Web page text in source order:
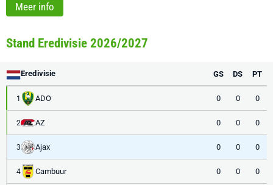
Meer info
Stand Eredivisie 2026/2027
Eredivisie GS DS PT
1 ADO 0 0 0
2 AZ 0 0 0
3 Ajax 0 0 0
4 Cambuur 0 0 0